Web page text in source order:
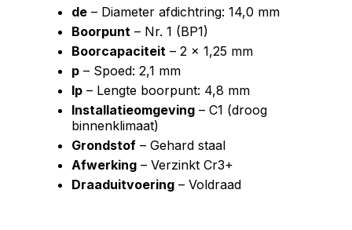
de – Diameter afdichtring: 14,0 mm
Boorpunt – Nr. 1 (BP1)
Boorcapaciteit – 2 × 1,25 mm
p – Spoed: 2,1 mm
lp – Lengte boorpunt: 4,8 mm
Installatieomgeving – C1 (droog
binnenklimaat)
Grondstof – Gehard staal
Afwerking – Verzinkt Cr3+
Draaduitvoering – Voldraad